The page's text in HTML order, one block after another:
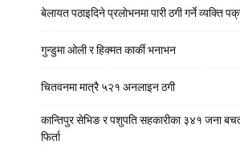
बेलायत पठाइदिने प्रलाेभनमा पारी ठगी गर्ने व्यक्ति
गुन्डुमा ओली र हिक्मत कार्की भनाभन
चितवनमा मात्रै ५२१ अनलाइन ठगी
कान्तिपुर सेभिङ र पशुपति सहकारीका ३४१ जना
फिर्ता